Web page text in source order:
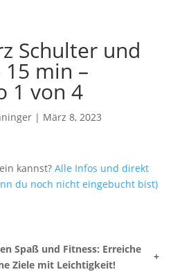
Schulter und
15 min –
1 von 4
| März 8, 2023
kannst? Alle Infos und direkt
du noch nicht eingebucht bist)
Spaß und Fitness: Erreiche
Ziele mit Leichtigkeit!
+